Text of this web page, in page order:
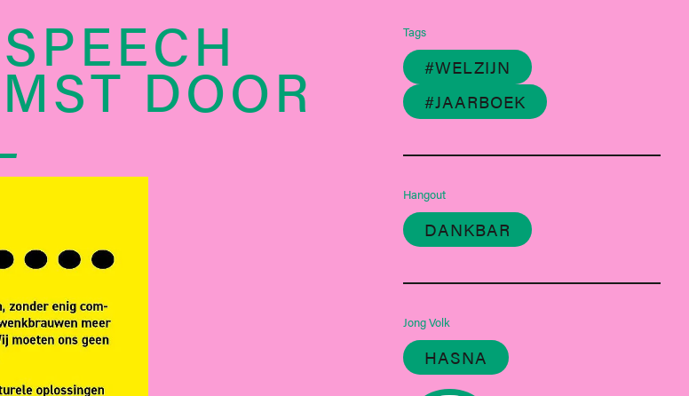
DOOR
Tags
#WELZIJN
#JAARBOEK
Hangout
DANKBAR
Jong Volk
HASNA